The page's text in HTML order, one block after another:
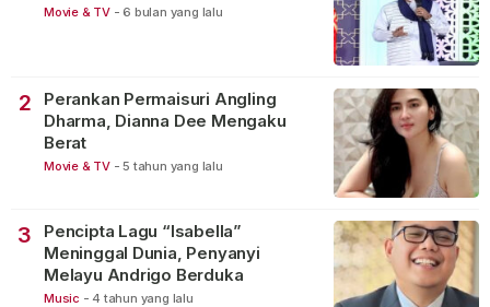
Movie & TV - 6 bulan yang lalu
2
Perankan Permaisuri Angling
Dharma, Dianna Dee Mengaku
Berat
Movie & TV - 5 tahun yang lalu
3
Pencipta Lagu “Isabella”
Meninggal Dunia, Penyanyi
Melayu Andrigo Berduka
Music - 4 tahun yang lalu